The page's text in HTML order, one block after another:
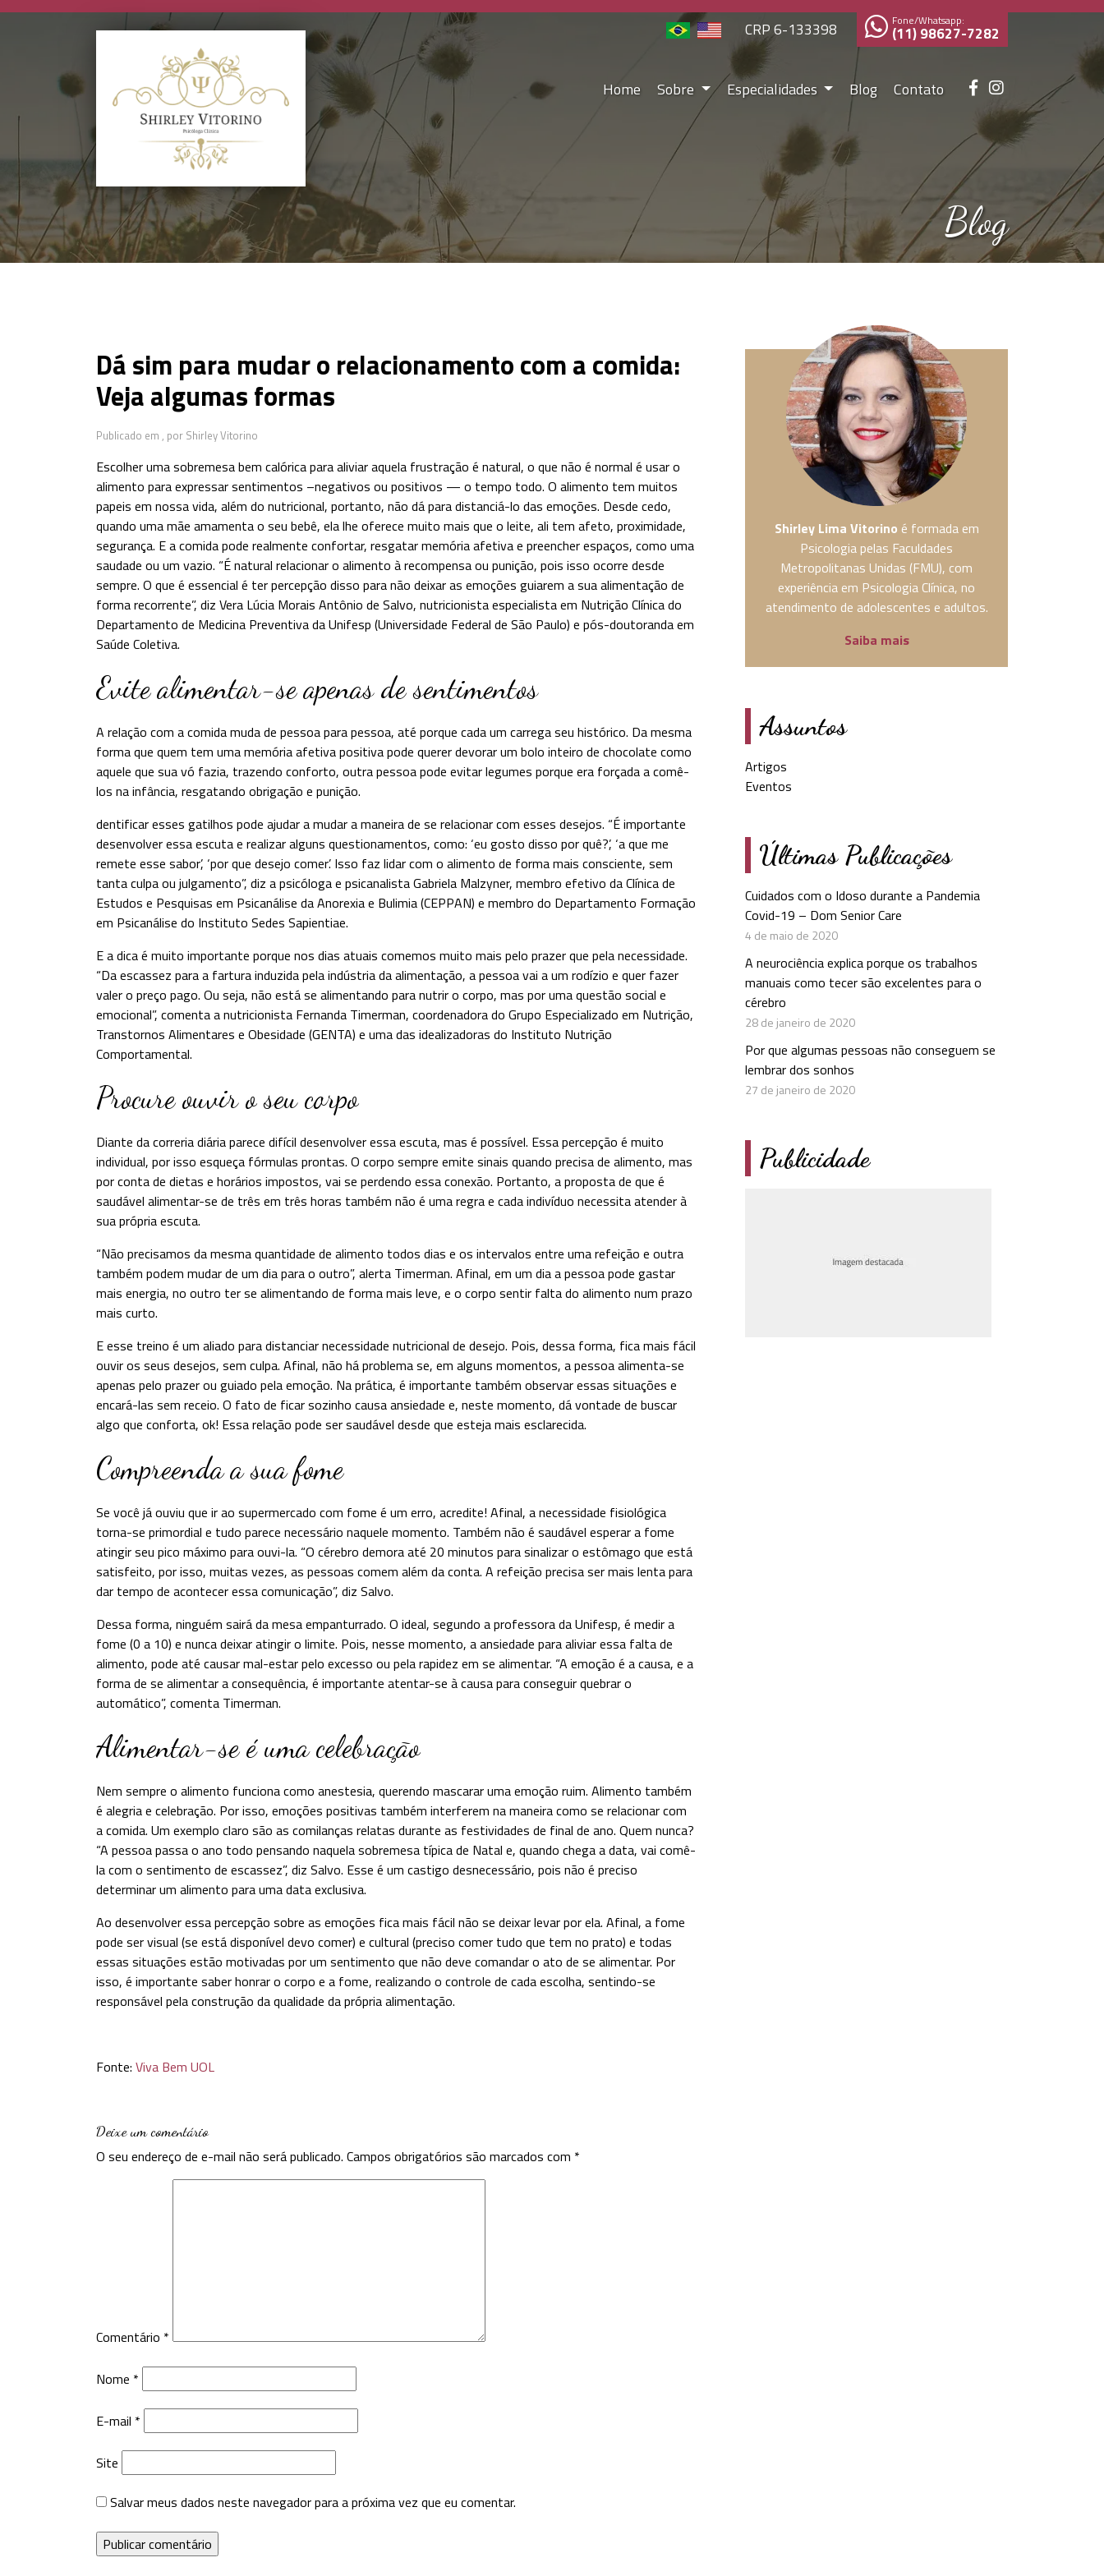
CRP 6-133398 Fone/Whatsapp:
(11) 98627-7282
Home Sobre Especialidades Blog Contato
Blog
Dá sim para mudar o relacionamento com a comida:
Veja algumas formas
Publicado em , por Shirley Vitorino
Escolher uma sobremesa bem calórica para aliviar aquela frustração é natural, o que não é normal é usar o
alimento para expressar sentimentos –negativos ou positivos — o tempo todo. O alimento tem muitos
papeis em nossa vida, além do nutricional, portanto, não dá para distanciá-lo das emoções. Desde cedo,
quando uma mãe amamenta o seu bebê, ela lhe oferece muito mais que o leite, ali tem afeto, proximidade,
segurança. E a comida pode realmente confortar, resgatar memória afetiva e preencher espaços, como uma
saudade ou um vazio. “É natural relacionar o alimento à recompensa ou punição, pois isso ocorre desde
sempre. O que é essencial é ter percepção disso para não deixar as emoções guiarem a sua alimentação de
forma recorrente”, diz Vera Lúcia Morais Antônio de Salvo, nutricionista especialista em Nutrição Clínica do
Departamento de Medicina Preventiva da Unifesp (Universidade Federal de São Paulo) e pós-doutoranda em
Saúde Coletiva.
Evite alimentar-se apenas de sentimentos
A relação com a comida muda de pessoa para pessoa, até porque cada um carrega seu histórico. Da mesma
forma que quem tem uma memória afetiva positiva pode querer devorar um bolo inteiro de chocolate como
aquele que sua vó fazia, trazendo conforto, outra pessoa pode evitar legumes porque era forçada a comê-
los na infância, resgatando obrigação e punição.
dentificar esses gatilhos pode ajudar a mudar a maneira de se relacionar com esses desejos. “É importante
desenvolver essa escuta e realizar alguns questionamentos, como: ‘eu gosto disso por quê?’, ‘a que me
remete esse sabor’, ‘por que desejo comer’. Isso faz lidar com o alimento de forma mais consciente, sem
tanta culpa ou julgamento”, diz a psicóloga e psicanalista Gabriela Malzyner, membro efetivo da Clínica de
Estudos e Pesquisas em Psicanálise da Anorexia e Bulimia (CEPPAN) e membro do Departamento Formação
em Psicanálise do Instituto Sedes Sapientiae.
E a dica é muito importante porque nos dias atuais comemos muito mais pelo prazer que pela necessidade.
“Da escassez para a fartura induzida pela indústria da alimentação, a pessoa vai a um rodízio e quer fazer
valer o preço pago. Ou seja, não está se alimentando para nutrir o corpo, mas por uma questão social e
emocional”, comenta a nutricionista Fernanda Timerman, coordenadora do Grupo Especializado em Nutrição,
Transtornos Alimentares e Obesidade (GENTA) e uma das idealizadoras do Instituto Nutrição
Comportamental.
Procure ouvir o seu corpo
Diante da correria diária parece difícil desenvolver essa escuta, mas é possível. Essa percepção é muito
individual, por isso esqueça fórmulas prontas. O corpo sempre emite sinais quando precisa de alimento, mas
por conta de dietas e horários impostos, vai se perdendo essa conexão. Portanto, a proposta de que é
saudável alimentar-se de três em três horas também não é uma regra e cada indivíduo necessita atender à
sua própria escuta.
“Não precisamos da mesma quantidade de alimento todos dias e os intervalos entre uma refeição e outra
também podem mudar de um dia para o outro”, alerta Timerman. Afinal, em um dia a pessoa pode gastar
mais energia, no outro ter se alimentando de forma mais leve, e o corpo sentir falta do alimento num prazo
mais curto.
E esse treino é um aliado para distanciar necessidade nutricional de desejo. Pois, dessa forma, fica mais fácil
ouvir os seus desejos, sem culpa. Afinal, não há problema se, em alguns momentos, a pessoa alimenta-se
apenas pelo prazer ou guiado pela emoção. Na prática, é importante também observar essas situações e
encará-las sem receio. O fato de ficar sozinho causa ansiedade e, neste momento, dá vontade de buscar
algo que conforta, ok! Essa relação pode ser saudável desde que esteja mais esclarecida.
Compreenda a sua fome
Se você já ouviu que ir ao supermercado com fome é um erro, acredite! Afinal, a necessidade fisiológica
torna-se primordial e tudo parece necessário naquele momento. Também não é saudável esperar a fome
atingir seu pico máximo para ouvi-la. “O cérebro demora até 20 minutos para sinalizar o estômago que está
satisfeito, por isso, muitas vezes, as pessoas comem além da conta. A refeição precisa ser mais lenta para
dar tempo de acontecer essa comunicação”, diz Salvo.
Dessa forma, ninguém sairá da mesa empanturrado. O ideal, segundo a professora da Unifesp, é medir a
fome (0 a 10) e nunca deixar atingir o limite. Pois, nesse momento, a ansiedade para aliviar essa falta de
alimento, pode até causar mal-estar pelo excesso ou pela rapidez em se alimentar. “A emoção é a causa, e a
forma de se alimentar a consequência, é importante atentar-se à causa para conseguir quebrar o
automático”, comenta Timerman.
Alimentar-se é uma celebração
Nem sempre o alimento funciona como anestesia, querendo mascarar uma emoção ruim. Alimento também
é alegria e celebração. Por isso, emoções positivas também interferem na maneira como se relacionar com
a comida. Um exemplo claro são as comilanças relatas durante as festividades de final de ano. Quem nunca?
“A pessoa passa o ano todo pensando naquela sobremesa típica de Natal e, quando chega a data, vai comê-
la com o sentimento de escassez”, diz Salvo. Esse é um castigo desnecessário, pois não é preciso
determinar um alimento para uma data exclusiva.
Ao desenvolver essa percepção sobre as emoções fica mais fácil não se deixar levar por ela. Afinal, a fome
pode ser visual (se está disponível devo comer) e cultural (preciso comer tudo que tem no prato) e todas
essas situações estão motivadas por um sentimento que não deve comandar o ato de se alimentar. Por
isso, é importante saber honrar o corpo e a fome, realizando o controle de cada escolha, sentindo-se
responsável pela construção da qualidade da própria alimentação.
Fonte: Viva Bem UOL
Deixe um comentário
O seu endereço de e-mail não será publicado. Campos obrigatórios são marcados com *
Comentário *
Nome *
E-mail *
Site
Salvar meus dados neste navegador para a próxima vez que eu comentar.
Shirley Lima Vitorino é formada em
Psicologia pelas Faculdades
Metropolitanas Unidas (FMU), com
experiência em Psicologia Clínica, no
atendimento de adolescentes e adultos.
Saiba mais
Assuntos
Artigos
Eventos
Últimas Publicações
Cuidados com o Idoso durante a Pandemia
Covid-19 – Dom Senior Care
4 de maio de 2020
A neurociência explica porque os trabalhos
manuais como tecer são excelentes para o
cérebro
28 de janeiro de 2020
Por que algumas pessoas não conseguem se
lembrar dos sonhos
27 de janeiro de 2020
Publicidade